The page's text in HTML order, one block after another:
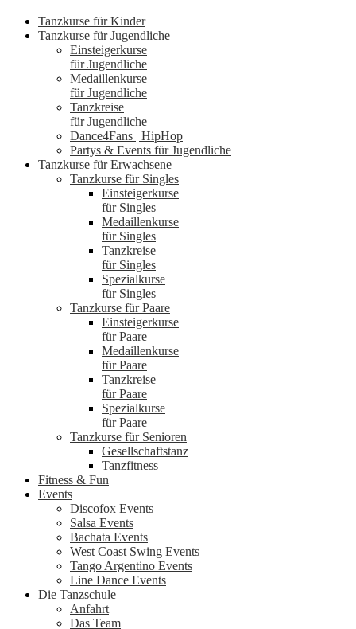
Tanzkurse für Kinder
Tanzkurse für Jugendliche
Einsteigerkurse
für Jugendliche
Medaillenkurse
für Jugendliche
Tanzkreise
für Jugendliche
Dance4Fans | HipHop
Partys & Events für Jugendliche
Tanzkurse für Erwachsene
Tanzkurse für Singles
Einsteigerkurse
für Singles
Medaillenkurse
für Singles
Tanzkreise
für Singles
Spezialkurse
für Singles
Tanzkurse für Paare
Einsteigerkurse
für Paare
Medaillenkurse
für Paare
Tanzkreise
für Paare
Spezialkurse
für Paare
Tanzkurse für Senioren
Gesellschaftstanz
Tanzfitness
Fitness & Fun
Events
Discofox Events
Salsa Events
Bachata Events
West Coast Swing Events
Tango Argentino Events
Line Dance Events
Die Tanzschule
Anfahrt
Das Team